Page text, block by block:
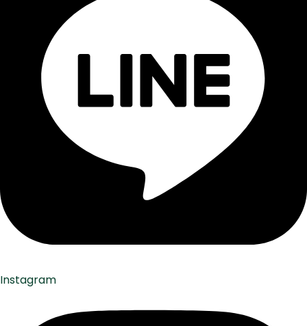
Instagram